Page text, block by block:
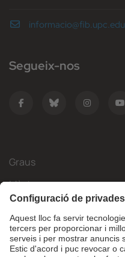
informacio@fib.upc.edu
Segueix-nos
Graus
Màsters
Mobilitat Internacional
Recerca
Empresa